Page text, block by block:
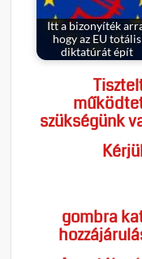
Itt a bizonyíték
hogy az EU totális
diktatúrát épít
szükségünk
gombra